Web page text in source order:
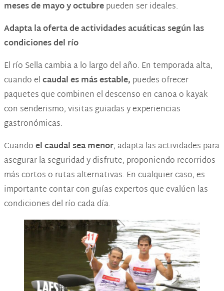
meses de mayo y octubrepueden ser ideales.
Adapta la oferta de actividades acuáticas según las
condiciones del río
El río Sella cambia a lo largo del año. En temporada alta,
cuando elcaudal es más estable, puedes ofrecer
paquetes que combinen el descenso en canoa o kayak
con senderismo, visitas guiadas y experiencias
gastronómicas.
Cuandoel caudal sea menor, adapta las actividades para
asegurar la seguridad y disfrute, proponiendo recorridos
más cortos o rutas alternativas. En cualquier caso, es
importante contar con guías expertos que evalúen las
condiciones del río cada día.